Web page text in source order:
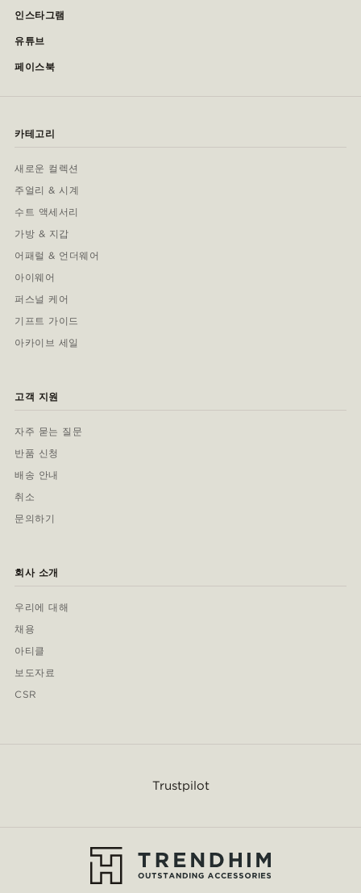
인스타그램
유튜브
페이스북
카테고리
새로운 컬렉션
주얼리 & 시계
수트 액세서리
가방 & 지갑
어패럴 & 언더웨어
아이웨어
퍼스널 케어
기프트 가이드
아카이브 세일
고객 지원
자주 묻는 질문
반품 신청
배송 안내
취소
문의하기
회사 소개
우리에 대해
채용
아티클
보도자료
CSR
Trustpilot